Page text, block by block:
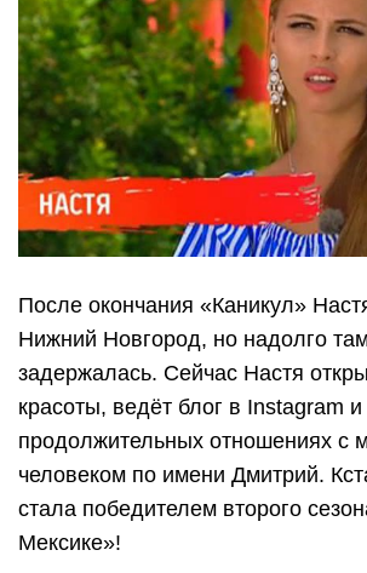
После окончания «Каникул»
Нижний Новгород, но надолго
задержалась. Сейчас Настя
красоты, ведёт блог в Instagram и
продолжительных отношениях с
человеком по имени Дмитрий.
стала победителем второго
Мексике»!